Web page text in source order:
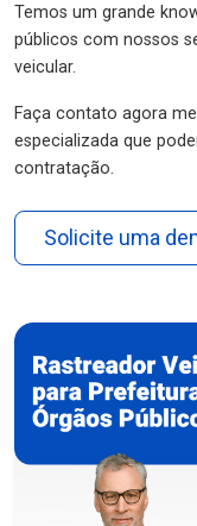
Temos um grande
públicos com nossos
veicular.
Faça contato agora
especializada que
contratação.
Solicite uma